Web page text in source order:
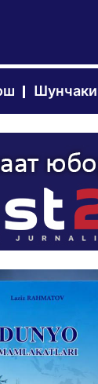
Шунчаки